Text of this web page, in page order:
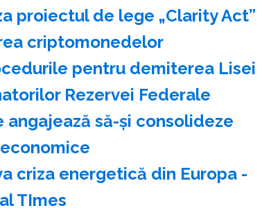
proiectul de lege „Clarity Act”
criptomonedelor
pentru demiterea Lisei
Rezervei Federale
angajează să-şi consolideze
criza energetică din Europa -
TImes